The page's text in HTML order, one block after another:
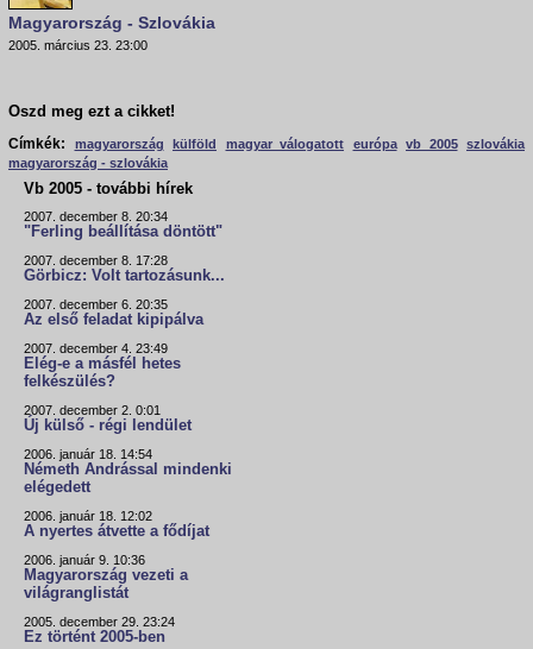
Magyarország - Szlovákia
2005. március 23. 23:00
Oszd meg ezt a cikket!
Címkék:
magyarország külföld magyar válogatott európa vb 2005
szlovákia
magyarország - szlovákia
Vb 2005 - további hírek
2007. december 8. 20:34
"Ferling beállítása döntött"
2007. december 8. 17:28
Görbicz: Volt tartozásunk...
2007. december 6. 20:35
Az első feladat kipipálva
2007. december 4. 23:49
Elég-e a másfél hetes
felkészülés?
2007. december 2. 0:01
Új külső - régi lendület
2006. január 18. 14:54
Németh Andrással mindenki
elégedett
2006. január 18. 12:02
A nyertes átvette a fődíjat
2006. január 9. 10:36
Magyarország vezeti a
világranglistát
2005. december 29. 23:24
Ez történt 2005-ben